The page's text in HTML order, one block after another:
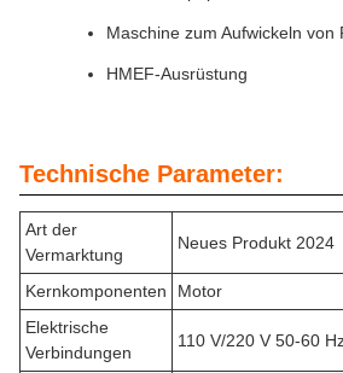
Maschine zum Aufwickeln von
HMEF-Ausrüstung
Technische Parameter:
Art der
Vermarktung
Neues Produkt 2024
Kernkomponenten
Motor
Elektrische
Verbindungen
110 V/220 V 50-60